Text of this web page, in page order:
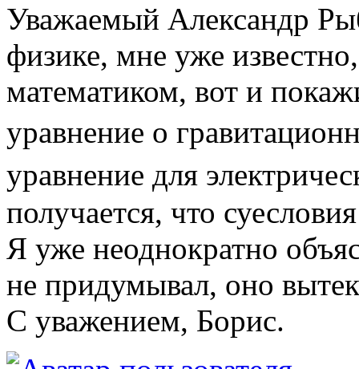
Уважаемый Александр
физике, мне уже
математиком, вот и
уравнение о
уравнение для
получается, что
Я уже неоднократно
не придумывал, оно
С уважением, Борис.